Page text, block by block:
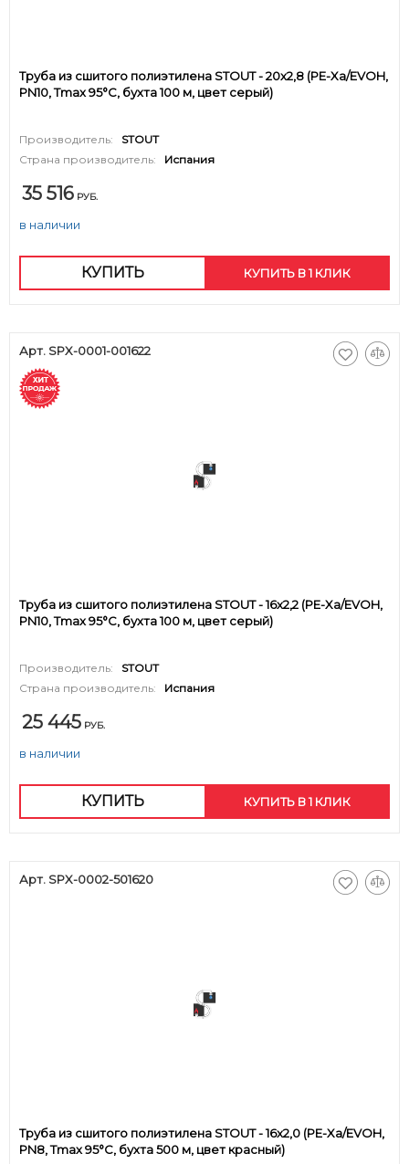
Труба из сшитого полиэтилена STOUT - 20x2,8 (PE-Xa/EVOH,
PN10, Tmax 95°C, бухта 100 м, цвет серый)
Производитель:
STOUT
Страна производитель:
Испания
35 516 РУБ.
в наличии
КУПИТЬ КУПИТЬ В 1 КЛИК
Арт. SPX-0001-001622
Труба из сшитого полиэтилена STOUT - 16x2,2 (PE-Xa/EVOH,
PN10, Tmax 95°C, бухта 100 м, цвет серый)
Производитель:
STOUT
Страна производитель:
Испания
25 445 РУБ.
в наличии
КУПИТЬ КУПИТЬ В 1 КЛИК
Арт. SPX-0002-501620
Труба из сшитого полиэтилена STOUT - 16x2,0 (PE-Xa/EVOH,
PN8, Tmax 95°C, бухта 500 м, цвет красный)